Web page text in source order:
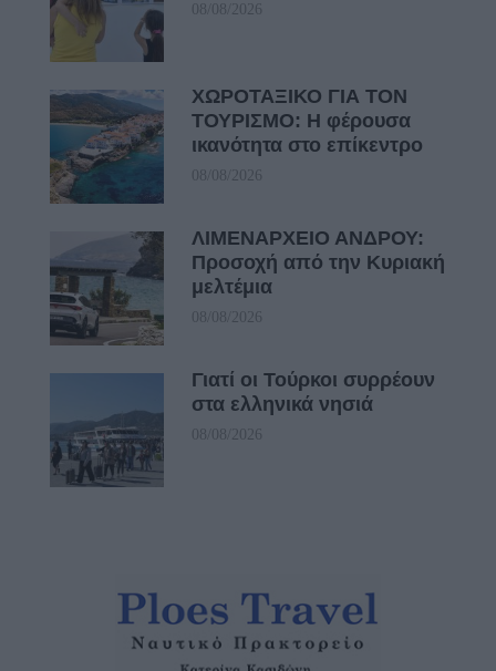
08/08/2026
ΧΩΡΟΤΑΞΙΚΟ ΓΙΑ ΤΟΝ
ΤΟΥΡΙΣΜΟ: Η φέρουσα
ικανότητα στο επίκεντρο
08/08/2026
ΛΙΜΕΝΑΡΧΕΙΟ ΑΝΔΡΟΥ:
Προσοχή από την Κυριακή
μελτέμια
08/08/2026
Γιατί οι Τούρκοι συρρέουν
στα ελληνικά νησιά
08/08/2026